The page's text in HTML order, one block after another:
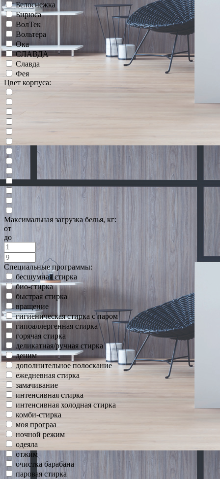
Белоснежка
Бирюса
ВолТек
Вольтера
Ока
СЛАВДА
Славда
Фея
Цвет корпуса:
Максимальная загрузка белья, кг:
от
до
Специальные программы:
бесшумная стирка
био-стирка
быстрая стирка
вращение
гигиеническая стирка с паром
гипоаллергенная стирка
горячая стирка
деликатная/ручная стирка
деним
дополнительное полоскание
ежедневная стирка
замачивание
интенсивная стирка
интенсивная холодная стирка
комби-стирка
моя програа
ночной режим
одеяла
отжим
очистка барабана
паровая стирка